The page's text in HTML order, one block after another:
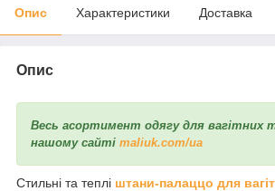
Опис Характеристики Доставка
Опис
Весь асортимент одягу для вагітних
нашому сайті maliuk.com/ua
Стильні та теплі штани-палаццо для